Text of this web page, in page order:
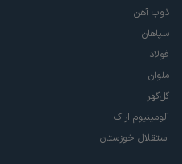
ذوب آهن
سپاهان
فولاد
ملوان
گل‌گهر
آلومینیوم اراک
استقلال خوزستان